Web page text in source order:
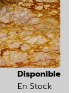
Disponible
En Stock